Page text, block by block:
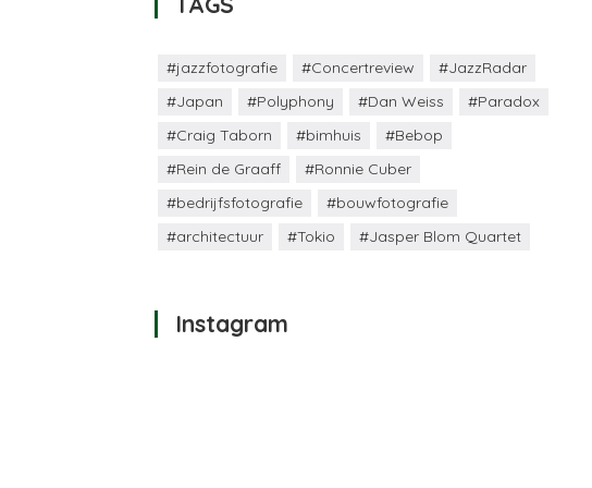
#jazzfotografie #Concertreview
#JazzRadar
#Japan
#Polyphony #Dan Weiss
#Paradox
#Craig Taborn
#bimhuis
#Bebop
#Rein de Graaff
#Ronnie Cuber
#bedrijfsfotografie
#bouwfotografie
#architectuur
#Tokio #Jasper Blom Quartet
Instagram